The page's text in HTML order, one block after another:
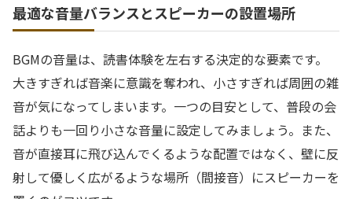
最適な音量バランスとスピーカーの設置場所
BGMの音量は、読書体験を左右する決定的な要素です。
大きすぎれば音楽に意識を奪われ、小さすぎれば周囲の雑
音が気になってしまいます。一つの目安として、普段の会
話よりも一回り小さな音量に設定してみましょう。また、
音が直接耳に飛び込んでくるような配置ではなく、壁に反
射して優しく広がるような場所（間接音）にスピーカーを